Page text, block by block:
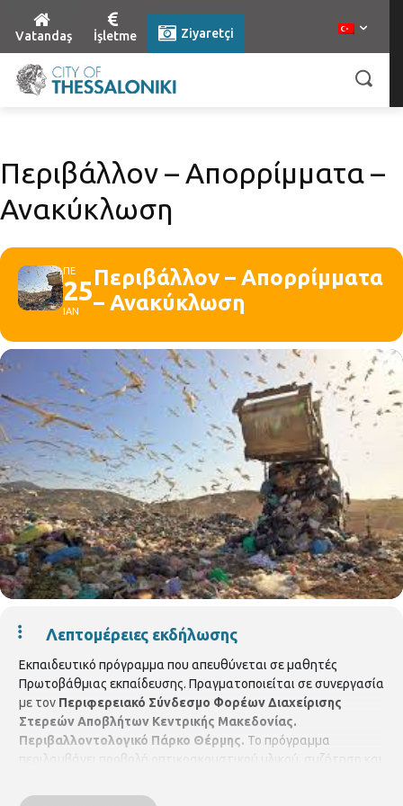
Vatandaş İşletme Ziyaretçi
Περιβάλλον – Απορρίμματα –
Ανακύκλωση
ΠΕ
25
ΙΑΝ
Περιβάλλον – Απορρίμματα
– Ανακύκλωση
Λεπτομέρειες εκδήλωσης
Εκπαιδευτικό πρόγραμμα που απευθύνεται σε μαθητές
Πρωτοβάθμιας εκπαίδευσης. Πραγματοποιείται σε συνεργασία
με τον Περιφερειακό Σύνδεσμο Φορέων Διαχείρισης
Στερεών Αποβλήτων Κεντρικής Μακεδονίας.
Περιβαλλοντολογικό Πάρκο Θέρμης. Το πρόγραμμα
περιλαμβάνει προβολή οπτικοακουστικού υλικού, συζήτηση και
την ενημέρωση και την ευαισθητοποίηση των μαθητών σε